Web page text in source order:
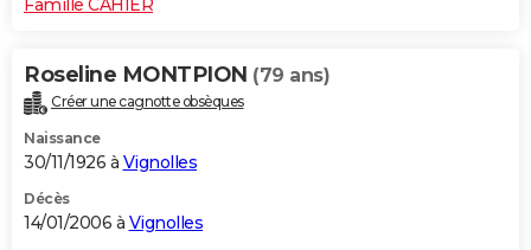
Famille CAHIER
Roseline MONTPION (79 ans)
Créer une cagnotte obsèques
Naissance
30/11/1926 à Vignolles
Décès
14/01/2006 à Vignolles